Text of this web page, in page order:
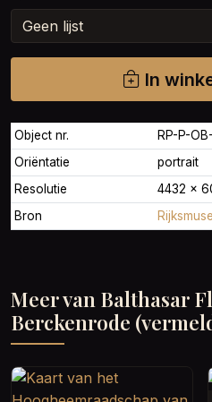
In
Object nr.
RP-P-
Oriëntatie
portrait
Resolutie
4432 ×
Bron
Meer van Balthasar
Berckenrode